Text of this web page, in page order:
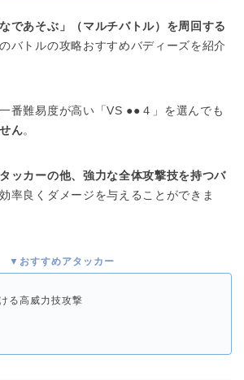
なであそぶ」（マルチバトル）を周回する
バトルの攻略おすすめバディーズを紹介
番難易度が高い「VS ●●４」を選んでも
ん。
ッカーの他、強力な全体攻撃技を持つバ
率良くダメージを与えることができま
▼おすすめアタッカー
る高威力技攻撃